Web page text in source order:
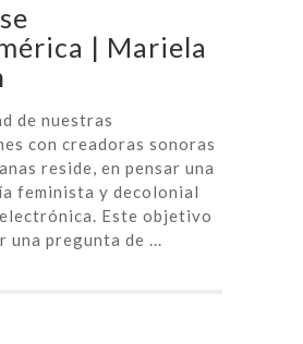
| Mariela
de nuestras
con creadoras sonoras
reside, en pensar una
feminista y decolonial
Este objetivo
una pregunta de ...